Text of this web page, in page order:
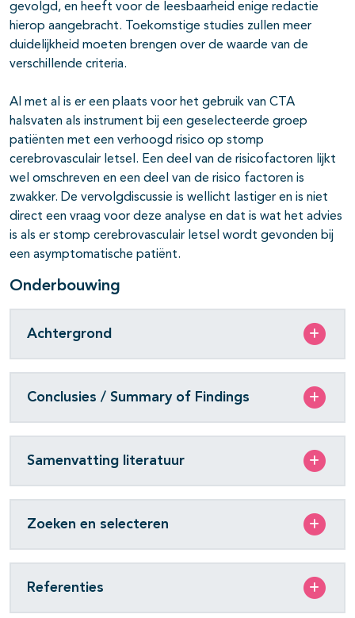
gevolgd, en heeft voor de leesbaarheid enige redactie
hierop aangebracht. Toekomstige studies zullen meer
duidelijkheid moeten brengen over de waarde van de
verschillende criteria.
Al met al is er een plaats voor het gebruik van CTA
halsvaten als instrument bij een geselecteerde groep
patiënten met een verhoogd risico op stomp
cerebrovasculair letsel. Een deel van de risicofactoren lijkt
wel omschreven en een deel van de risico factoren is
zwakker. De vervolgdiscussie is wellicht lastiger en is niet
direct een vraag voor deze analyse en dat is wat het advies
is als er stomp cerebrovasculair letsel wordt gevonden bij
een asymptomatische patiënt.
Onderbouwing
Achtergrond
Conclusies / Summary of Findings
Samenvatting literatuur
Zoeken en selecteren
Referenties